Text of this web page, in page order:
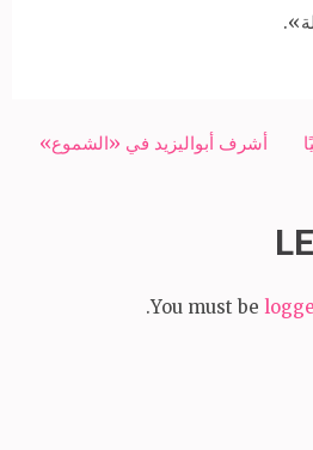
أشرف أبواليزيد في «الشموع»
You must be